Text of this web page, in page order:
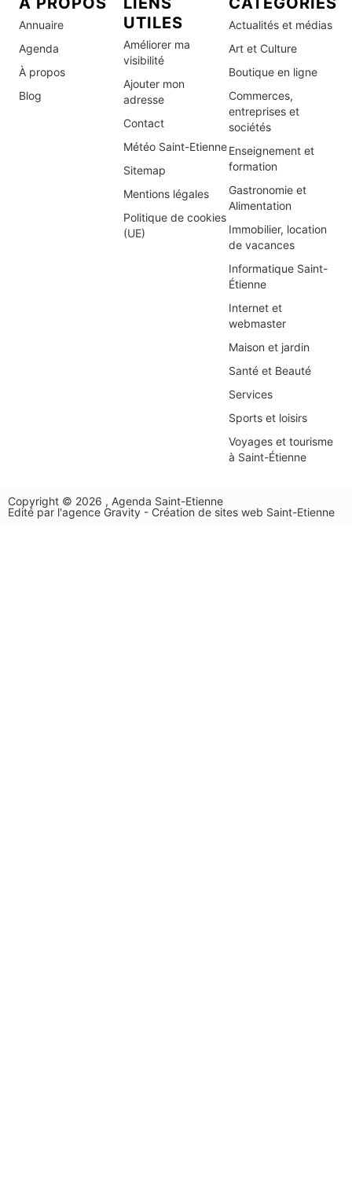
Annuaire
Agenda
À propos
Blog
UTILES
Améliorer ma
visibilité
Ajouter mon
adresse
Contact
Météo Saint-Etienne
Sitemap
Mentions légales
Politique de cookies
(UE)
Actualités et médias
Art et Culture
Boutique en ligne
Commerces,
entreprises et
sociétés
Enseignement et
formation
Gastronomie et
Alimentation
Immobilier, location
de vacances
Informatique Saint-
Étienne
Internet et
webmaster
Maison et jardin
Santé et Beauté
Services
Sports et loisirs
Voyages et tourisme
à Saint-Étienne
Copyright © 2026 , Agenda Saint-Etienne
Edité par l'agence Gravity - Création de sites web Saint-Etienne